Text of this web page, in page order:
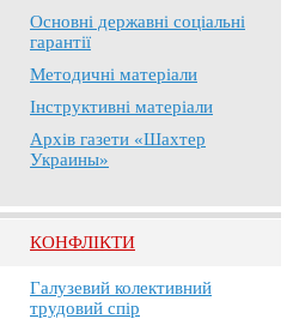
Основні державні соціальні
гарантії
Методичні матеріали
Інструктивні матеріали
Архів газети «Шахтер
Украины»
КОНФЛІКТИ
Галузевий колективний
трудовий спір